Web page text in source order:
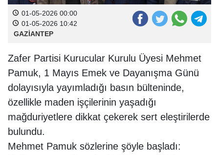
01-05-2026 00:00
01-05-2026 10:42
GAZİANTEP
Zafer Partisi Kurucular Kurulu Üyesi Mehmet
Pamuk, 1 Mayıs Emek ve Dayanışma Günü
dolayısıyla yayımladığı basın bülteninde,
özellikle maden işçilerinin yaşadığı
mağduriyetlere dikkat çekerek sert eleştirilerde
bulundu.
Mehmet Pamuk sözlerine şöyle başladı: